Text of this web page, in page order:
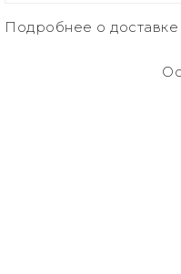
Подробнее о доставке